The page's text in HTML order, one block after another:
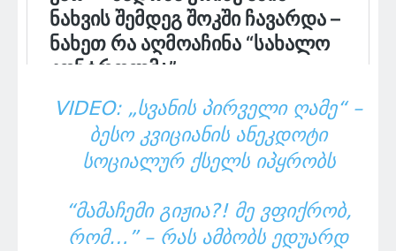
VIDEO: „ᲡᲕᲐᲜᲘᲡ ᲞᲘᲠᲕᲔᲚᲘ ᲦᲐᲛᲔ“ –
ᲑᲔᲡᲝ ᲙᲕᲘᲪᲘᲐᲜᲘᲡ ᲐᲜᲔᲙᲓᲝᲢᲘ
ᲡᲝᲪᲘᲐᲚᲣᲠ ᲥᲡᲔᲚᲡ ᲘᲞᲧᲠᲝᲑᲡ
“ᲛᲐᲛᲐᲩᲔᲛᲘ ᲒᲘᲟᲘᲐ?! ᲛᲔ ᲕᲤᲘᲥᲠᲝᲑ,
ᲠᲝᲛ…” – ᲠᲐᲡ ᲐᲛᲑᲝᲑᲡ ᲔᲓᲣᲐᲠᲓ